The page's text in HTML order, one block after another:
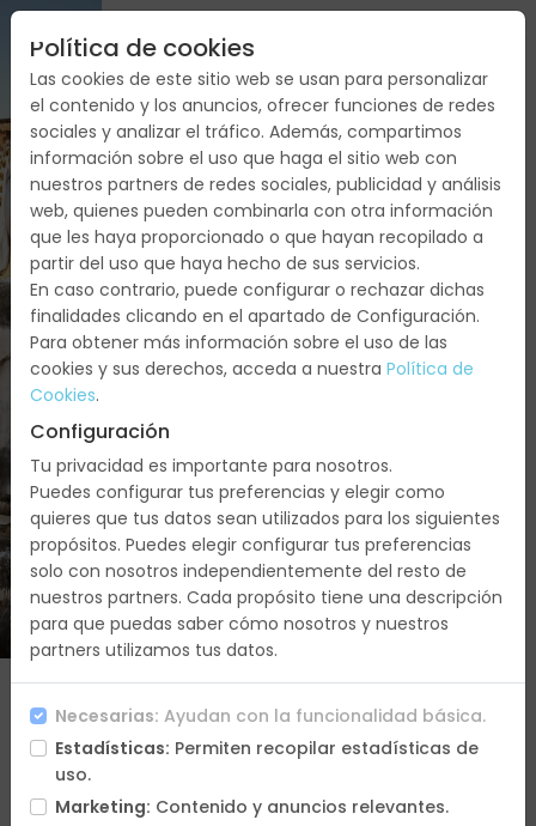
TAILANDIA
AUTENTICA
Tailandia:
Bangkok,
Phitsanulok,
Chiang
Rai,
Chiang
Mai,
Pai,
Mae
Hong
Son,
Mae
Sariang
Duracion
13 días
Que
vas a
hacer
Itinerario
Hoteles
Política de cookies
Las cookies de este sitio web se usan para personalizar
el contenido y los anuncios, ofrecer funciones de redes
sociales y analizar el tráfico. Además, compartimos
información sobre el uso que haga el sitio web con
nuestros partners de redes sociales, publicidad y análisis
web, quienes pueden combinarla con otra información
que les haya proporcionado o que hayan recopilado a
partir del uso que haya hecho de sus servicios.
En caso contrario, puede configurar o rechazar dichas
finalidades clicando en el apartado de Configuración.
Para obtener más información sobre el uso de las
cookies y sus derechos, acceda a nuestra Política de
Cookies.
Configuración
Tu privacidad es importante para nosotros.
Puedes configurar tus preferencias y elegir como
quieres que tus datos sean utilizados para los siguientes
propósitos. Puedes elegir configurar tus preferencias
solo con nosotros independientemente del resto de
nuestros partners. Cada propósito tiene una descripción
para que puedas saber cómo nosotros y nuestros
partners utilizamos tus datos.
Necesarias: Ayudan con la funcionalidad básica.
Estadísticas: Permiten recopilar estadísticas de
uso.
Marketing: Contenido y anuncios relevantes.